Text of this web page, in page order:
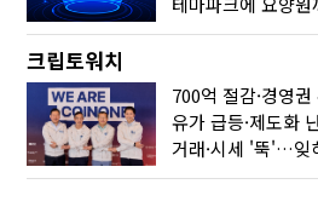
크립토워치
유가 급등·제도화
거래·시세 '뚝'…잊